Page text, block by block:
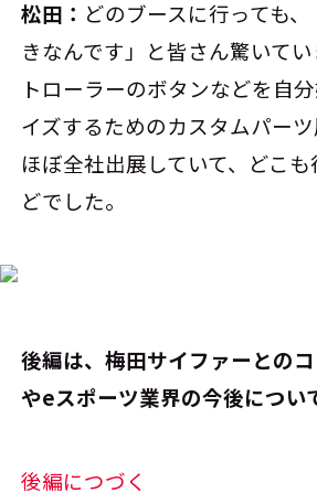
松田： どのブースに行っても
きなんです」と皆さん驚いて
トローラーのボタンなどを自
イズするためのカスタムパー
ほぼ全社出展していて、どこ
どでした。
後編は、梅田サイファーとの
やeスポーツ業界の今後につい
後編につづく